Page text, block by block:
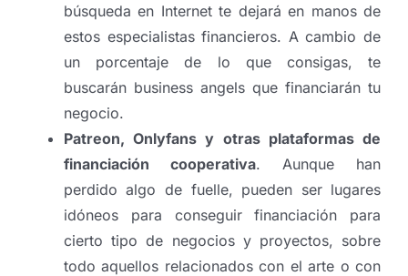
búsqueda en Internet te dejará en manos de
estos especialistas financieros. A cambio de
un porcentaje de lo que consigas, te
buscarán business angels que financiarán tu
negocio.
Patreon, Onlyfans y otras plataformas de
financiación cooperativa. Aunque han
perdido algo de fuelle, pueden ser lugares
idóneos para conseguir financiación para
cierto tipo de negocios y proyectos, sobre
todo aquellos relacionados con el arte o con